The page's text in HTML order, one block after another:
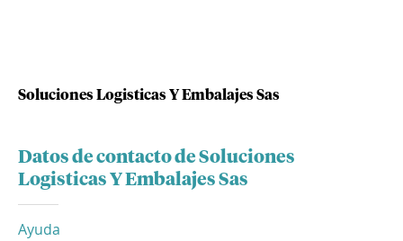
Soluciones Logisticas Y Embalajes Sas
Datos de contacto de Soluciones
Logisticas Y Embalajes Sas
Ayuda